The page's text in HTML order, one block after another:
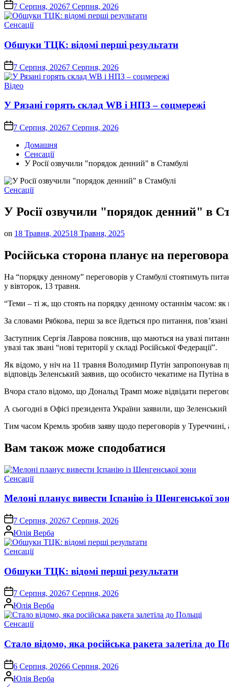
on 7 Серпня, 20267 Серпня, 2026
Опублікувати
Сенсації
Обшуки ТЦК: відомі перші результати
on 7 Серпня, 20267 Серпня, 2026
Опублікувати
Відео
У Рязані горять склад WB і НПЗ – соцмережі
on 7 Серпня, 20267 Серпня, 2026
Домашня
Сенсації
У Росії озвучили "порядок денний" в Стамбулі
Опублікувати
Сенсації
У Росії озвучили "порядок денний" в
on 18 Травня, 202518 Травня, 2025
Російська сторона планує на
На “порядку денному” переговорів у Стамбулі стоятимуть
у вівторок, 13 травня.
“Теми – ті ж, що стоять на порядку денному останнім часом: як
За словами Рябкова, перш за все йдеться про питання,
Заступник Сергія Лаврова пояснив, що маються на увазі
увазі так звані “нові території у складі Російської Федерації”.
Як відомо, у ніч на 11 травня Володимир Путін запропонував
відповідь Зеленський заявив, що особисто чекатиме на Путіна
Вчора стало відомо, що Дональд Трамп може відвідати
А сьогодні в Офісі президента України заявили, що
Тим часом Кремль зробив заяву щодо переговорів у Туреччині,
Вам також може сподобатися
Опублікувати
Сенсації
Мелоні планує вивести Іспанію із Шенгенської
on 7 Серпня, 20267 Серпня, 2026
Опубліковано
Юлія Верба
Опублікувати
Сенсації
Обшуки ТЦК: відомі перші результати
on 7 Серпня, 20267 Серпня, 2026
Опубліковано
Юлія Верба
Опублікувати
Сенсації
Стало відомо, яка російська ракета залетіла до
on6 Серпня, 20266 Серпня, 2026
Опубліковано
Юлія Верба